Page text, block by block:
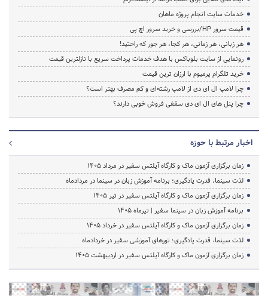
خدمات سایت انجام پروژه ماهان
قیمت سرور HP/بررسی و خرید سرور اچ پی
هر زبانی، هر زمانی، هر کجا، هر جور که راحتید!
رونمایی از سایت بلوباکس با هدف خدمات پرداخت سریع با نازلترین قیمت
خرید تلگرام پرمیوم با ارزان ترین قیمت
چرا لامپ ال ای دی از لامپ رشته‌ای و کم مصرف بهتر است؟
چرا پنل های ال ای دی سقفی فروش خوبی دارند؟
اخبار مرتبط با حوزه
زمان برگزاری آزمون ماک و کارگاه آیلتس سفیر در مرداد 1405
لذت سینما، قدرت یادگیری؛ برنامه آموزش زبان در سینما در مردادماه
زمان برگزاری آزمون ماک و کارگاه آیلتس سفیر در تیر 1405
برنامه آموزش زبان در سینما سفیر | تیرماه ۱۴۰۵
زمان برگزاری آزمون ماک و کارگاه آیلتس سفیر در خرداد 1405
لذت سینما، قدرت یادگیری؛ تورهای آموزشی سفیر در خردادماه
زمان برگزاری آزمون ماک و کارگاه آیلتس سفیر در اردیبهشت 1405